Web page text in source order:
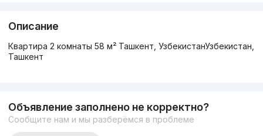
Описание
Квартира 2 комнаты 58 м² Ташкент, УзбекистанУзбекистан,
Ташкент
Объявление заполнено не корректно?
Сообщите нам и мы разберёмся в проблеме